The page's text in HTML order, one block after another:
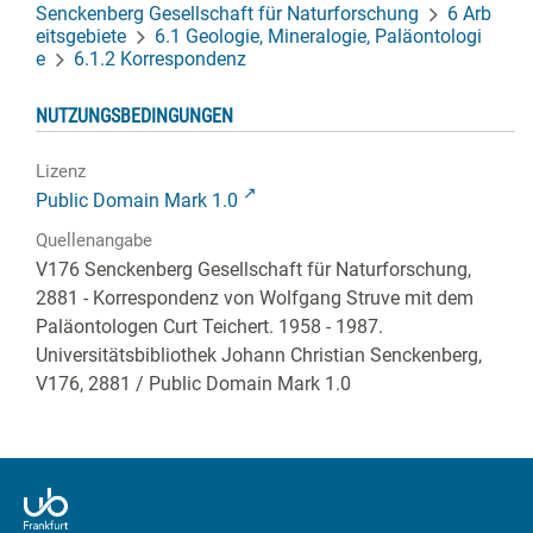
Senckenberg Gesellschaft für Naturforschung
6 Arb
eitsgebiete
6.1 Geologie, Mineralogie, Paläontologi
e
6.1.2 Korrespondenz
NUTZUNGSBEDINGUNGEN
Lizenz
Public Domain Mark 1.0
Quellenangabe
V176 Senckenberg Gesellschaft für Naturforschung,
2881 - Korrespondenz von Wolfgang Struve mit dem
Paläontologen Curt Teichert. 1958 - 1987.
Universitätsbibliothek Johann Christian Senckenberg,
V176, 2881 / Public Domain Mark 1.0